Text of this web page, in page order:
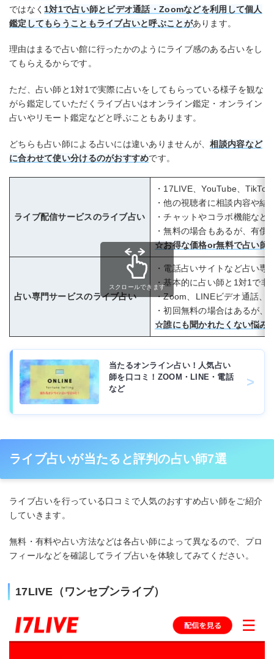
ではなく 1対1で占い師とビデオ通話・Zoomなどを利用して個人
鑑定してもらうこともライブ占いと呼ぶことがあります。
理由はまるで占い館に行ったかのようにライブ感のある占いをし
てもらえるからです。
ただ、占い師と1対1で実際に占いをしてもらっている様子を観な
がら鑑定していただくライブ占いはオンライン鑑定・オンライン
占いやリモート鑑定などと呼ぶこともあります。
どちらも占い師による占いには違いありませんが、相談内容など
に合わせて使い分けるのがおすすめです。
ライブ配信サービスのライブ占い
・17LIVE、YouTube、
・他の視聴者に相談内容や結
・チャットやコラボ機能など
・無料の場合もあるが、有
☆お得な価格or無料で占い師
占い専門サービスのライブ占い
・電話占いサイトなど占い専
・基本的に占い師と1対1で非
・Zoom、LINEビデオ通話、
・初回無料の場合はあるが、
☆誰にも聞かれたくない悩み
スクロールできます
当たるオンライン占い！人気占い
師を口コミ！ZOOM・LINE・電話
など
ライブ占いが当たると評判の占い師7選
ライブ占いを行っている口コミで人気のおすすめ占い師をご紹介
していきます。
無料・有料や占い方法などは各占い師によって異なるので、プロ
フィールなどを確認してライブ占いを体験してみてください。
17LIVE（ワンセブンライブ）